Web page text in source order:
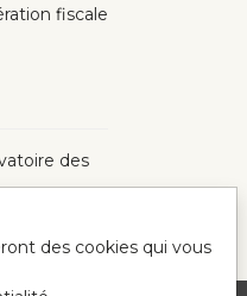
fiscale
des
des cookies qui vous